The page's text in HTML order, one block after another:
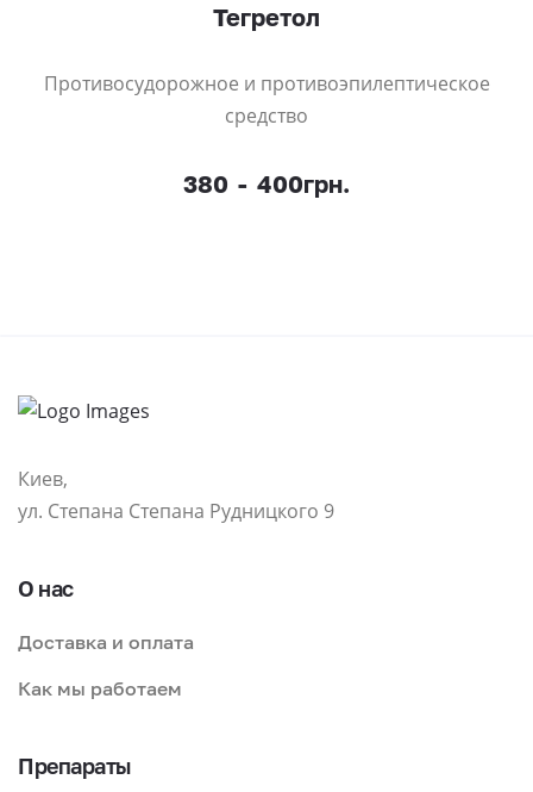
Тегретол
Противосудорожное и противоэпилептическое
средство
380 - 400грн.
Киев,
ул. Степана Степана Рудницкого 9
О нас
Доставка и оплата
Как мы работаем
Препараты